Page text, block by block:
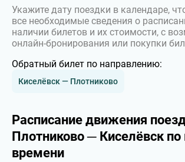
Укажите дату поездки в календаре,
все необходимые сведения о
наличии билетов и их стоимости, с
онлайн-бронирования или покупки
Обратный билет по направлению:
Киселёвск — Плотниково
Расписание движения
Плотниково ─ Киселёвск
времени